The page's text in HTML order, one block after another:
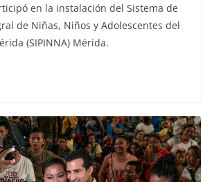
en la instalación del Sistema de
de Niñas, Niños y Adolescentes del
(SIPINNA) Mérida.